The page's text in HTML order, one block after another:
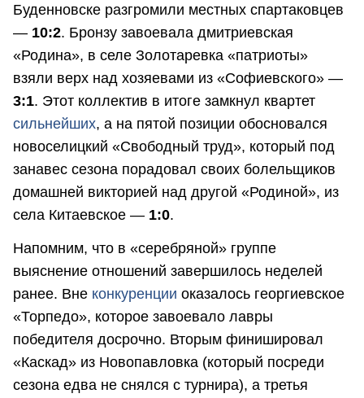
Буденновске разгромили местных спартаковцев
— 10:2. Бронзу завоевала дмитриевская
«Родина», в селе Золотаревка «патриоты»
взяли верх над хозяевами из «Софиевского» —
3:1. Этот коллектив в итоге замкнул квартет
сильнейших, а на пятой позиции обосновался
новоселицкий «Свободный труд», который под
занавес сезона порадовал своих болельщиков
домашней викторией над другой «Родиной», из
села Китаевское — 1:0.
Напомним, что в «серебряной» группе
выяснение отношений завершилось неделей
ранее. Вне конкуренции оказалось георгиевское
«Торпедо», которое завоевало лавры
победителя досрочно. Вторым финишировал
«Каскад» из Новопавловка (который посреди
сезона едва не снялся с турнира), а третья